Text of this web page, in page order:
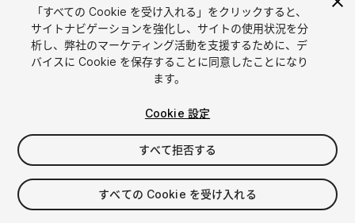
1/ 29
$30
消費税は決済時に計算されます
「すべての Cookie を受け入れる」をクリックすると、
サイトナビゲーションを強化し、サイトの使用状況を分
析し、弊社のマーケティング活動を支援するために、デ
バイスに Cookie を保存することに同意したことになり
ます。
Cookie 設定
すべて拒否する
すべての Cookie を受け入れる